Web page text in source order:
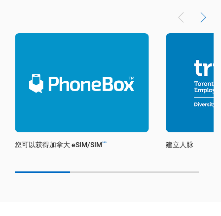
您可以获得加拿大 eSIM/SIM*** 建立人脉